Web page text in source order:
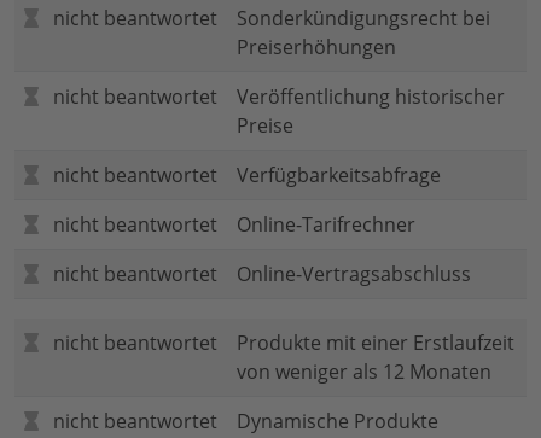
nicht beantwortet
Sonderkündigungsrecht bei
Preiserhöhungen
nicht beantwortet
Veröffentlichung historischer
Preise
nicht beantwortet
Verfügbarkeitsabfrage
nicht beantwortet
Online-Tarifrechner
nicht beantwortet
Online-Vertragsabschluss
nicht beantwortet
Produkte mit einer Erstlaufzeit
von weniger als 12 Monaten
nicht beantwortet
Dynamische Produkte